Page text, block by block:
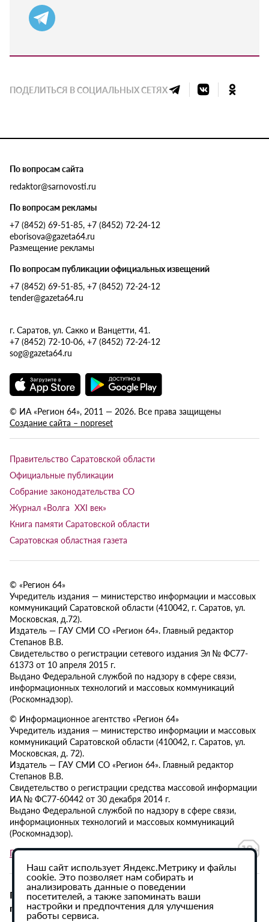
ПОДЕЛИТЬСЯ В СОЦИАЛЬНЫХ СЕТЯХ
По вопросам сайта
redaktor@sarnovosti.ru
По вопросам рекламы
+7 (8452) 69-51-85, +7 (8452) 72-24-12
eborisova@gazeta64.ru
Размещение рекламы
По вопросам публикации официальных извещений
+7 (8452) 69-51-85, +7 (8452) 72-24-12
tender@gazeta64.ru
г. Саратов, ул. Сакко и Ванцетти, 41.
+7 (8452) 72-10-06, +7 (8452) 72-24-12
sog@gazeta64.ru
© ИА «Регион 64», 2011 — 2026. Все права защищены
Создание сайта – nopreset
Правительство Саратовской области
Официальные публикации
Собрание законодательства СО
Журнал «Волга XXI век»
Книга памяти Саратовской области
Саратовская областная газета
© «Регион 64»
Учредитель издания — министерство информации и массовых
коммуникаций Саратовской области (410042, г. Саратов, ул.
Московская, д.72).
Издатель — ГАУ СМИ СО «Регион 64». Главный редактор
Степанов В.В.
Свидетельство о регистрации сетевого издания Эл № ФС77-
61373 от 10 апреля 2015 г.
Выдано Федеральной службой по надзору в сфере связи,
информационных технологий и массовых коммуникаций
(Роскомнадзор).
© Информационное агентство «Регион 64»
Учредитель издания — министерство информации и массовых
коммуникаций Саратовской области (410042, г. Саратов, ул.
Московская, д. 72).
Издатель — ГАУ СМИ СО «Регион 64». Главный редактор
Степанов В.В.
Свидетельство о регистрации средства массовой информации
ИА № ФС77-60442 от 30 декабря 2014 г.
Выдано Федеральной службой по надзору в сфере связи,
информационных технологий и массовых коммуникаций
(Роскомнадзор).
Политика в отношении обработки персональных данных
При использовании материалов сайта активная
гиперссылка на ИА «Регион 64» обязательна.
Наш сайт использует Яндекс.Метрику и файлы
cookie. Это позволяет нам собирать и
анализировать данные о поведении
посетителей, а также запоминать ваши
настройки и предпочтения для улучшения
работы сервиса.